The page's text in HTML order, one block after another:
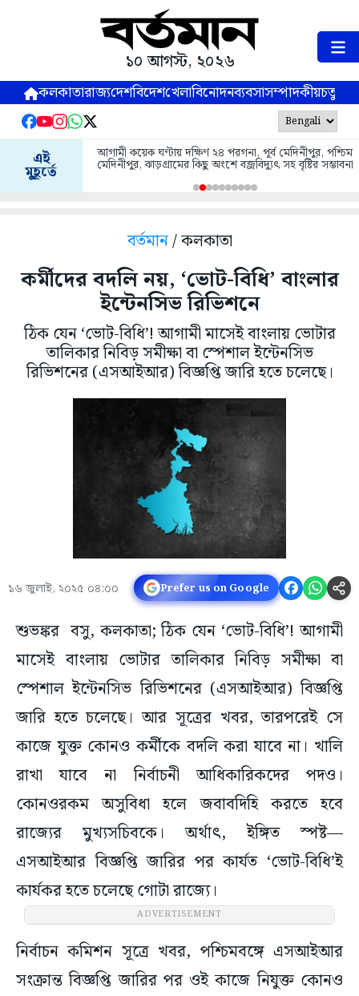
১০ আগস্ট, ২০২৬
কলকাতারাজ্যদেশবিদেশখেলাবিনোদনব্যবসাসম্পাদকীয়
এই
মুহূর্তে
আগামী কয়েক ঘণ্টায় দক্ষিণ ২৪ পরগনা, পূর্ব মেদিনীপুর, পশ্চিম
মেদিনীপুর, ঝাড়গ্রামের কিছু অংশে বজ্রবিদ্যুৎ সহ বৃষ্টির সম্ভাবনা
বর্তমান/ কলকাতা
কর্মীদের বদলি নয়, ‘ভোট-বিধি’ বাংলার
ইন্টেনসিভ রিভিশনে
ঠিক যেন ‘ভোট-বিধি’! আগামী মাসেই বাংলায় ভোটার
তালিকার নিবিড় সমীক্ষা বা স্পেশাল ইন্টেনসিভ
রিভিশনের (এসআইআর) বিজ্ঞপ্তি জারি হতে চলেছে।
১৬ জুলাই, ২০২৫ ০৪:০০ Prefer us on Google
শুভঙ্কর বসু, কলকাতা; ঠিক যেন ‘ভোট-বিধি’! আগামী
মাসেই বাংলায় ভোটার তালিকার নিবিড় সমীক্ষা বা
স্পেশাল ইন্টেনসিভ রিভিশনের (এসআইআর) বিজ্ঞপ্তি
জারি হতে চলেছে। আর সূত্রের খবর, তারপরেই সে
কাজে যুক্ত কোনও কর্মীকে বদলি করা যাবে না। খালি
রাখা যাবে না নির্বাচনী আধিকারিকদের পদও।
কোনওরকম অসুবিধা হলে জবাবদিহি করতে হবে
রাজ্যের মুখ্যসচিবকে। অর্থাৎ, ইঙ্গিত স্পষ্ট—
এসআইআর বিজ্ঞপ্তি জারির পর কার্যত ‘ভোট-বিধি’ই
কার্যকর হতে চলেছে গোটা রাজ্যে।
ADVERTISEMENT
নির্বাচন কমিশন সূত্রে খবর, পশ্চিমবঙ্গে এসআইআর
সংক্রান্ত বিজ্ঞপ্তি জারির পর ওই কাজে নিযুক্ত কোনও